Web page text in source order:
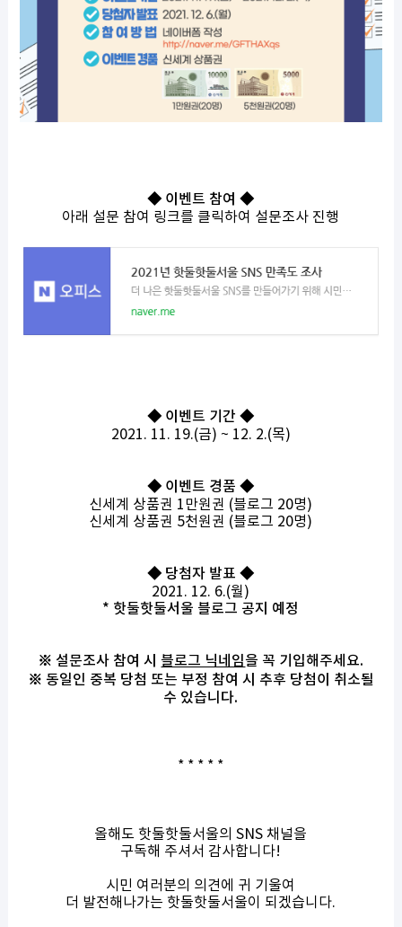
◆ 이벤트 참여 ◆
아래 설문 참여 링크를 클릭하여 설문조사 진행
◆ 이벤트 기간 ◆
2021. 11. 19.(금) ~ 12. 2.(목)
◆ 이벤트 경품 ◆
신세계 상품권 1만원권 (블로그 20명)
신세계 상품권 5천원권 (블로그 20명)
◆ 당첨자 발표 ◆
2021. 12. 6.(월)
* 핫둘핫둘서울 블로그 공지 예정
※ 설문조사 참여 시블로그 닉네임을 꼭 기입해주세요.
※ 동일인 중복 당첨 또는 부정 참여 시 추후 당첨이 취소될
수 있습니다.
* * * * *
올해도 핫둘핫둘서울의 SNS 채널을
구독해 주셔서 감사합니다!
시민 여러분의 의견에 귀 기울여
더 발전해나가는 핫둘핫둘서울이 되겠습니다.